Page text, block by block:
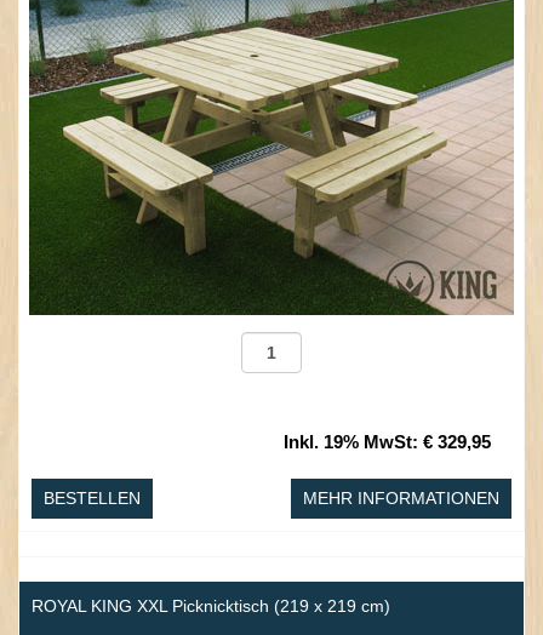
Inkl. 19% MwSt: € 329,95
MEHR INFORMATIONEN
BESTELLEN
ROYAL KING XXL Picknicktisch (219 x 219 cm)